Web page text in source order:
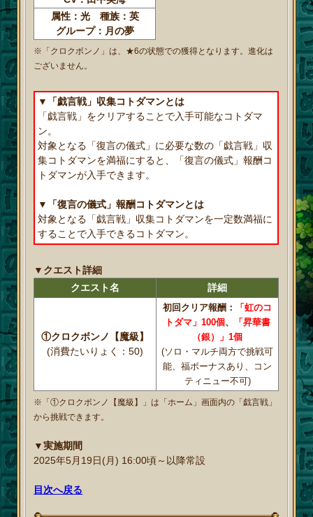
属性：光 種族：英
グループ：月の夢
※「クロクボンノ」は、★6の状態での獲得となります。進化は
ございません。
▼「戯言戦」収集コトダマンとは
「戯言戦」をクリアすることで入手可能なコトダマ
ン。
対象となる「復言の儀式」に必要な数の「戯言戦」収
集コトダマンを満福にすると、「復言の儀式」報酬コ
トダマンが入手できます。
▼「復言の儀式」報酬コトダマンとは
対象となる「戯言戦」収集コトダマンを一定数満福に
することで入手できるコトダマン。
▼クエスト詳細
クエスト名
詳細
①クロクボンノ【魔級】
(消費たいりょく：50)
初回クリア報酬：
「虹のコ
トダマ」100個 、
「昇華書
（銀）」1個
(ソロ・マルチ両方で挑戦可
能、福ボーナスあり、コン
ティニュー不可)
※「①クロクボンノ【魔級】」は「ホーム」画面内の「戯言戦」
から挑戦できます。
▼実施期間
2025年5月19日(月) 16:00頃～以降常設
目次へ戻る